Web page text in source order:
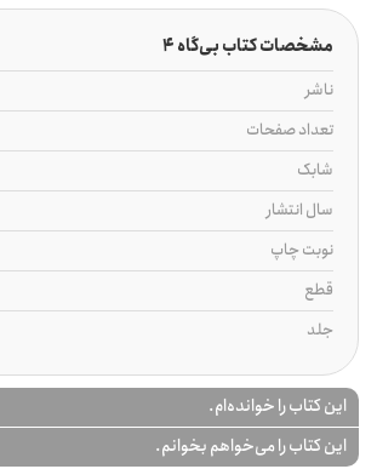
مشخصات کتاب بی‌گاه 4
ناشر
تعداد صفحات
شابک
سال انتشار
نوبت چاپ
قطع
جلد
این کتاب را خوانده‌ام.
این کتاب را می‌خواهم بخوانم.